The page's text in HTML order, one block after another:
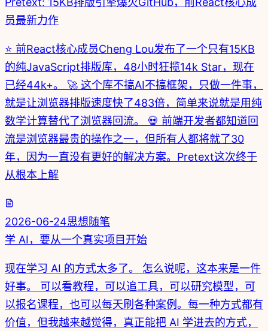
员最新力作
⭐ 前React核心成员Cheng Lou发布了一个只有15KB
的纯JavaScript排版库，48小时狂揽14k Star，现在
已经44k+。 🚀 这个库不搞AI不搞框架，只做一件事，
就是让浏览器排版速度快了483倍，简单来说就是用纯
数学计算替代了浏览器回流。 💀 前端开发者都知道回
流是浏览器最贵的操作之一，但所有人都将就了30
年，因为一直没有更好的解决方案。Pretext这次终于
从根本上解
2026-06-24思想随笔
学 AI，要从一个真实项目开始
现在学习 AI 的方式太多了。 怎么说呢，这本来是一件
好事。 可以看教程，可以追工具，可以研究模型，可
以报名课程，也可以每天刷各种案例。每一种方式都有
价值，但我越来越觉得，真正能把 AI 学进去的方式，